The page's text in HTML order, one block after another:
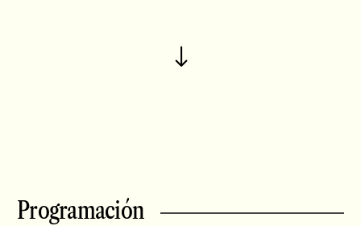
Programación